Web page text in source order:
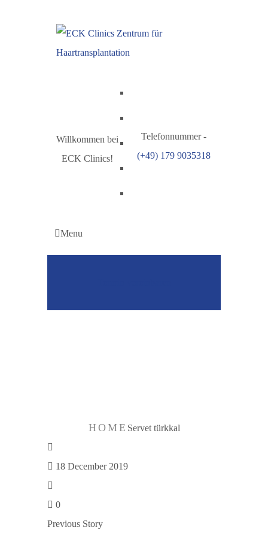
Willkommen bei
ECK Clinics!
Telefonnummer -
(+49) 179 9035318
Menu
HOME Servet türkkal
18 December 2019
0
Previous Story